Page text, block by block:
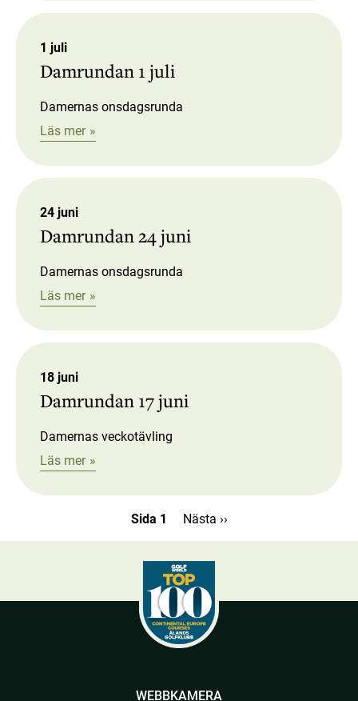
1 juli
Damrundan 1 juli
Damernas onsdagsrunda
Läs mer
24 juni
Damrundan 24 juni
Damernas onsdagsrunda
Läs mer
18 juni
Damrundan 17 juni
Damernas veckotävling
Läs mer
Sida 1
Nästa
sida
Nästa ››
WEBBKAMERA